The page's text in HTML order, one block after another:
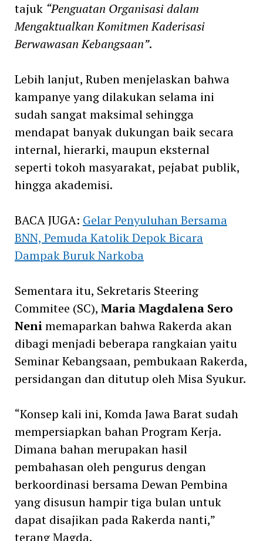
tajuk “Penguatan Organisasi dalam
Mengaktualkan Komitmen Kaderisasi
Berwawasan Kebangsaan”.
Lebih lanjut, Ruben menjelaskan bahwa
kampanye yang dilakukan selama ini
sudah sangat maksimal sehingga
mendapat banyak dukungan baik secara
internal, hierarki, maupun eksternal
seperti tokoh masyarakat, pejabat publik,
hingga akademisi.
BACA JUGA: Gelar Penyuluhan Bersama
BNN, Pemuda Katolik Depok Bicara
Dampak Buruk Narkoba
Sementara itu, Sekretaris Steering
Commitee (SC), Maria Magdalena Sero
Nenimemaparkan bahwa Rakerda akan
dibagi menjadi beberapa rangkaian yaitu
Seminar Kebangsaan, pembukaan Rakerda,
persidangan dan ditutup oleh Misa Syukur.
“Konsep kali ini, Komda Jawa Barat sudah
mempersiapkan bahan Program Kerja.
Dimana bahan merupakan hasil
pembahasan oleh pengurus dengan
berkoordinasi bersama Dewan Pembina
yang disusun hampir tiga bulan untuk
dapat disajikan pada Rakerda nanti,”
terang Magda.